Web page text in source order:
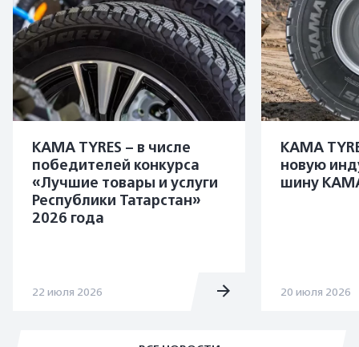
KAMA TYRES – в числе
победителей конкурса
«Лучшие товары и услуги
Республики Татарстан»
2026 года
22 июля 2026
KAMA
новую
шину
20 июля 2026